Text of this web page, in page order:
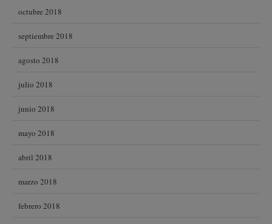
octubre 2018
septiembre 2018
agosto 2018
julio 2018
junio 2018
mayo 2018
abril 2018
marzo 2018
febrero 2018